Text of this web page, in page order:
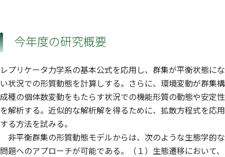
今年度の研究概要
レプリケータ力学系の基本公式を応用し、群集が平衡状態にな
い状況での形質動態を計算しする。さらに、環境変動が群集構
成種の個体数変動をもたらす状況での機能形質の動態や安定性
を解析する。近似的な解析解を得るために、拡散方程式を応用
する方法を試みる。
非平衡群集の形質動態モデルからは、次のような生態学的な
問題へのアプローチが可能である。（１）生態遷移において、